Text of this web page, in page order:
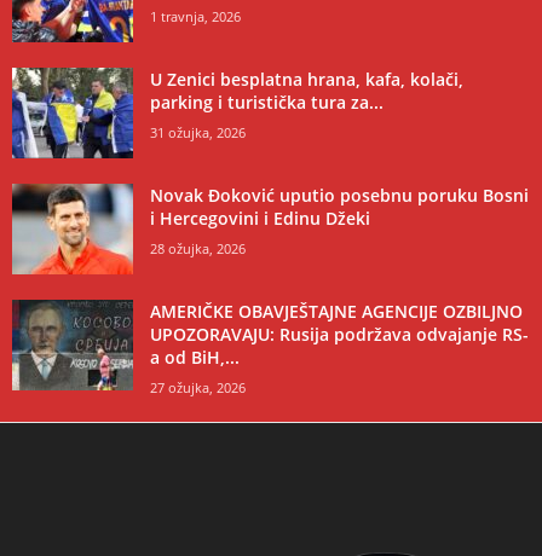
1 travnja, 2026
U Zenici besplatna hrana, kafa, kolači,
parking i turistička tura za...
31 ožujka, 2026
Novak Đoković uputio posebnu poruku Bosni
i Hercegovini i Edinu Džeki
28 ožujka, 2026
AMERIČKE OBAVJEŠTAJNE AGENCIJE OZBILJNO
UPOZORAVAJU: Rusija podržava odvajanje RS-
a od BiH,...
27 ožujka, 2026